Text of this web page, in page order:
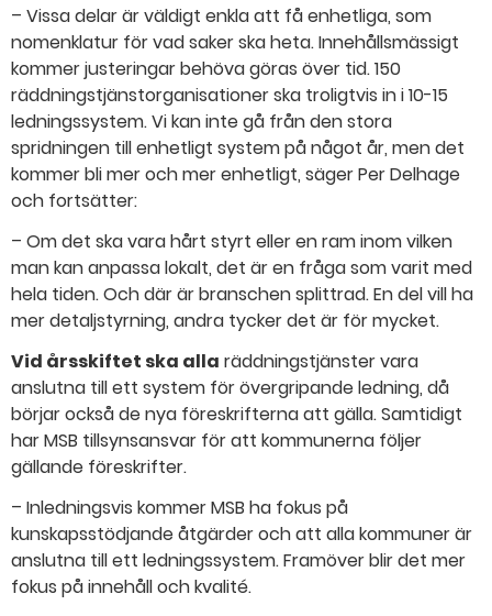
– Vissa delar är väldigt enkla att få enhetliga, som
nomenklatur för vad saker ska heta. Innehållsmässigt
kommer justeringar behöva göras över tid. 150
räddningstjänstorganisationer ska troligtvis in i 10-15
ledningssystem. Vi kan inte gå från den stora
spridningen till enhetligt system på något år, men det
kommer bli mer och mer enhetligt, säger Per Delhage
och fortsätter:
– Om det ska vara hårt styrt eller en ram inom vilken
man kan anpassa lokalt, det är en fråga som varit med
hela tiden. Och där är branschen splittrad. En del vill ha
mer detaljstyrning, andra tycker det är för mycket.
Vid årsskiftet ska alla räddningstjänster vara
anslutna till ett system för övergripande ledning, då
börjar också de nya föreskrifterna att gälla. Samtidigt
har MSB tillsynsansvar för att kommunerna följer
gällande föreskrifter.
– Inledningsvis kommer MSB ha fokus på
kunskapsstödjande åtgärder och att alla kommuner är
anslutna till ett ledningssystem. Framöver blir det mer
fokus på innehåll och kvalité.